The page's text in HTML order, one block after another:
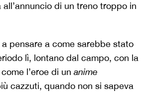
di un treno troppo in
pensare a come sarebbe stato
lì, lontano dal campo, con la
l’eroe di unanime
cazzuti, quando non si sapeva